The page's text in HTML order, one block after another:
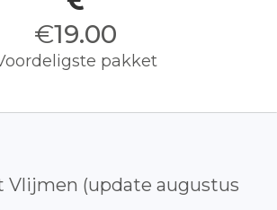
€19.00
pakket
Vlijmen (update augustus